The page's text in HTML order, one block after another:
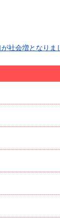
社会増となりま